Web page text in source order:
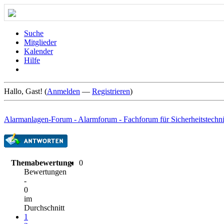
Suche
Mitglieder
Kalender
Hilfe
Hallo, Gast! (Anmelden — Registrieren)
Alarmanlagen-Forum - Alarmforum - Fachforum für
Themabewertung:
0
Bewertungen
-
0
im
Durchschnitt
1